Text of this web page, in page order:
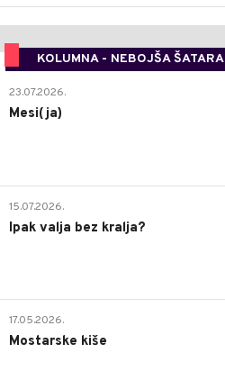
KOLUMNA - NEBOJŠA ŠATARA
23.07.2026.
Mesi(ja)
15.07.2026.
Ipak valja bez kralja?
17.05.2026.
Mostarske kiše